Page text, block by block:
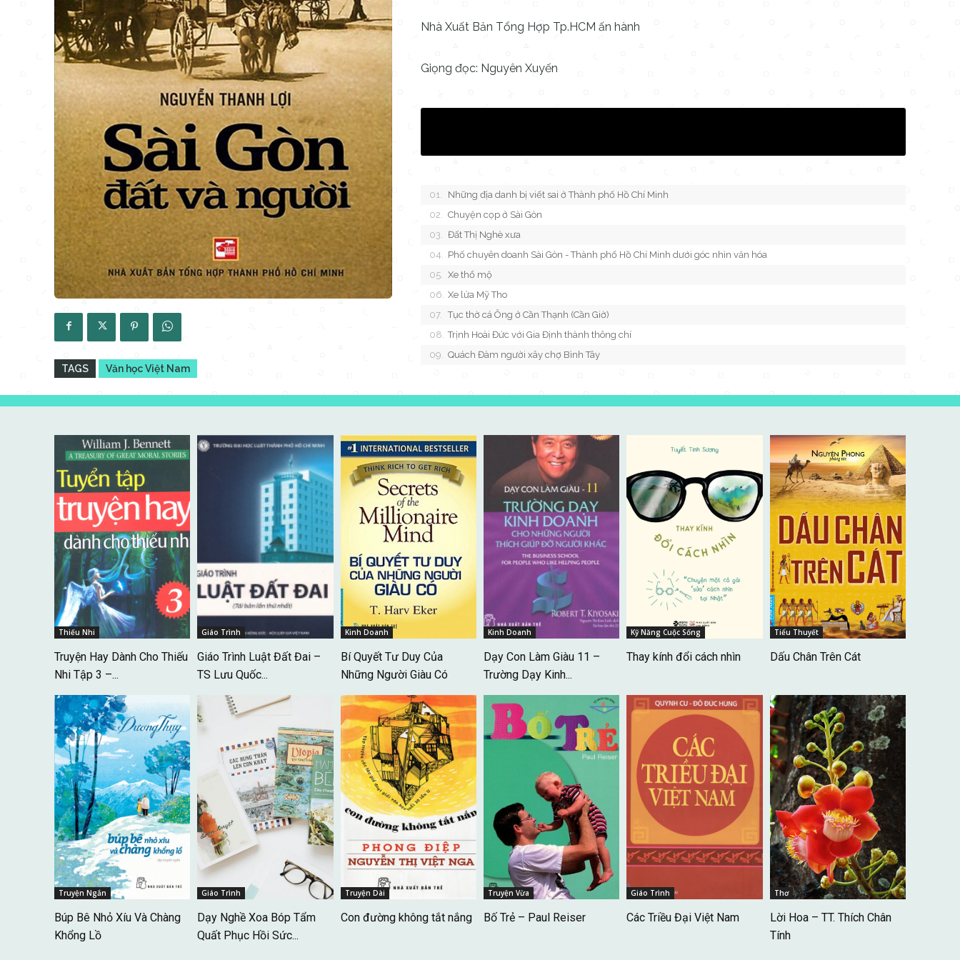
TAGS Văn học Việt Nam
Nhà Xuất Bản Tổng Hợp Tp.HCM ấn hành
Giọng đọc: Nguyên Xuyến
Những địa danh bị viết sai ở Thành phố Hồ Chí Minh
Chuyện cọp ở Sài Gòn
Đất Thị Nghè xưa
Phố chuyên doanh Sài Gòn - Thành phố Hồ Chí Minh dưới góc nhìn văn hóa
Xe thổ mộ
Xe lửa Mỹ Tho
Tục thờ cá Ông ở Cần Thạnh (Cần Giờ)
Trịnh Hoài Đức với Gia Định thành thông chí
Quách Đàm người xây chợ Bình Tây
Thiếu Nhi
Truyện Hay Dành Cho Thiếu
Nhi Tập 3 –...
Giáo Trình
Giáo Trình Luật Đất Đai –
TS Lưu Quốc...
Kinh Doanh
Bí Quyết Tư Duy Của
Những Người Giàu Có
Kinh Doanh
Dạy Con Làm Giàu 11 –
Trường Dạy Kinh...
Kỹ Năng Cuộc Sống
Thay kính đổi cách nhìn
Tiểu Thuyết
Dấu Chân Trên Cát
Truyện Ngắn
Búp Bê Nhỏ Xíu Và Chàng
Khổng Lồ
Giáo Trình
Dạy Nghề Xoa Bóp Tẩm
Quất Phục Hồi Sức...
Truyện Dài
Con đường không tắt nắng
Truyện Vừa
Bố Trẻ – Paul Reiser
Giáo Trình
Các Triều Đại Việt Nam
Thơ
Lời Hoa – TT. Thích Chân
Tính